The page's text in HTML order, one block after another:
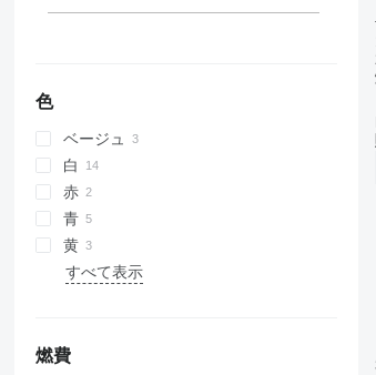
色
ベージュ
白
赤
青
黄
すべて表示
燃費